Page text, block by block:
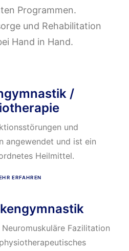
Programmen.
und Rehabilitation
Hand in Hand.
/
und
angewendet und ist ein
Heilmittel.
ERFAHREN
Fazilitation